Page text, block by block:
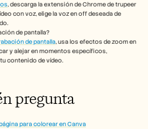
, descarga la extensión de Chrome de trupeer
con voz, elige la voz en off deseada de
de pantalla?
de pantalla, usa los efectos de zoom en
y alejar en momentos específicos,
contenido de vídeo.
pregunta
para colorear en Canva